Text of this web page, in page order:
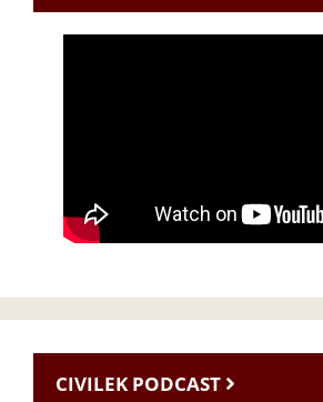
CIVILEK PODCAST